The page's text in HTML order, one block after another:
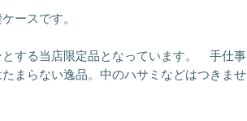
ースです。
とする当店限定品となっています。 手仕事
まらない逸品。中のハサミなどはつきませ